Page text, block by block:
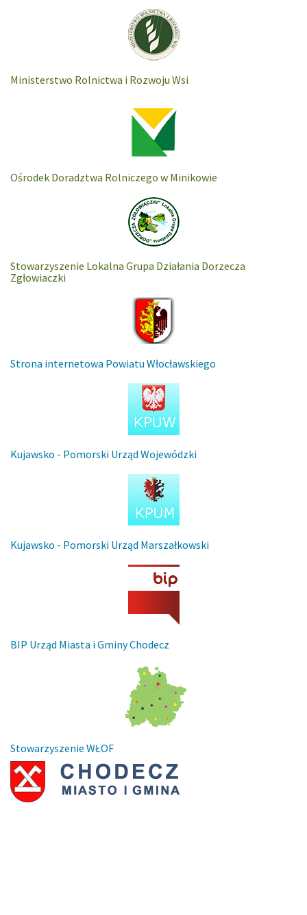
Ministerstwo Rolnictwa i Rozwoju Wsi
Ośrodek Doradztwa Rolniczego w Minikowie
Stowarzyszenie Lokalna Grupa Działania Dorzecza
Zgłowiaczki
Strona internetowa Powiatu Włocławskiego
Kujawsko - Pomorski Urząd Wojewódzki
Kujawsko - Pomorski Urząd Marszałkowski
BIP Urząd Miasta i Gminy Chodecz
Stowarzyszenie WŁOF